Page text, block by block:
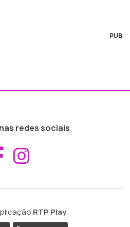
PUB
redes sociais
Aceder ao
RTP Play